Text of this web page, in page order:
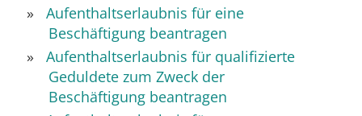
Aufenthaltserlaubnis für eine
Beschäftigung beantragen
Aufenthaltserlaubnis für qualifizierte
Geduldete zum Zweck der
Beschäftigung beantragen